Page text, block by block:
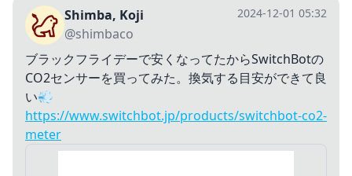
Shimba, Koji
@shimbaco
2024-12-01 05:32
ブラックフライデーで安くなってたからSwitchBotの
CO2センサーを買ってみた。換気する目安ができて良
い💨
https://www.switchbot.jp/products/switchbot-co2-
meter